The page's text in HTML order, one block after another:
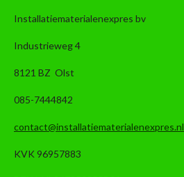
Installatiematerialenexpres bv
Industrieweg 4
8121 BZ Olst
085-7444842
contact@installatiematerialenexpres.nl
KVK 96957883